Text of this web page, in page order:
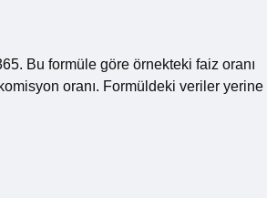
Bu formüle göre örnekteki faiz oranı
oranı. Formüldeki veriler yerine